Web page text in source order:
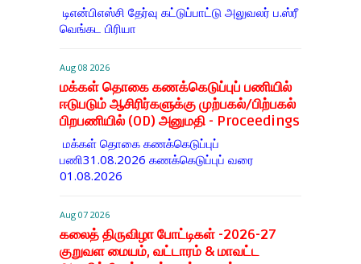
டிஎன்​பிஎஸ்சி தேர்வு கட்​டுப்​பாட்டு அலு​வலர் ப.ஸ்ரீ
வெங்கட பிரியா
Aug 08 2026
மக்கள் தொகை கணக்கெடுப்புப் பணியில்
ஈடுபடும் ஆசிரிர்களுக்கு முற்பகல்/பிற்பகல்
பிறபணியில் (OD) அனுமதி - Proceedings
மக்கள் தொகை கணக்கெடுப்புப்
பணி31.08.2026 கணக்கெடுப்புப் வரை
01.08.2026
Aug 07 2026
கலைத் திருவிழா போட்டிகள் -2026-27
குறுவள மையம், வட்டாரம் & மாவட்ட